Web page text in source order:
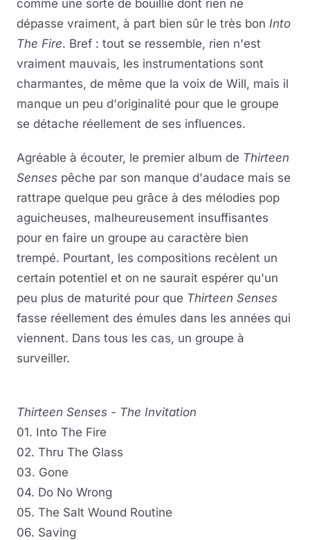
comme une sorte de bouillie dont rien ne
dépasse vraiment, à part bien sûr le très bon Into
The Fire. Bref : tout se ressemble, rien n'est
vraiment mauvais, les instrumentations sont
charmantes, de même que la voix de Will, mais il
manque un peu d'originalité pour que le groupe
se détache réellement de ses influences.
Agréable à écouter, le premier album de Thirteen
Senses pêche par son manque d'audace mais se
rattrape quelque peu grâce à des mélodies pop
aguicheuses, malheureusement insuffisantes
pour en faire un groupe au caractère bien
trempé. Pourtant, les compositions recèlent un
certain potentiel et on ne saurait espérer qu'un
peu plus de maturité pour que Thirteen Senses
fasse réellement des émules dans les années qui
viennent. Dans tous les cas, un groupe à
surveiller.
Thirteen Senses - The Invitation
01. Into The Fire
02. Thru The Glass
03. Gone
04. Do No Wrong
05. The Salt Wound Routine
06. Saving